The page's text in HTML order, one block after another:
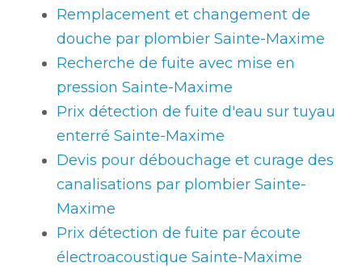
Remplacement et changement de
douche par plombier Sainte-Maxime
Recherche de fuite avec mise en
pression Sainte-Maxime
Prix détection de fuite d'eau sur tuyau
enterré Sainte-Maxime
Devis pour débouchage et curage des
canalisations par plombier Sainte-
Maxime
Prix détection de fuite par écoute
électroacoustique Sainte-Maxime